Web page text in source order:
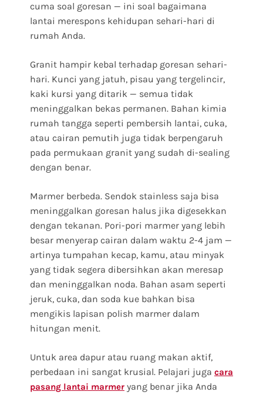
cuma soal goresan — ini soal bagaimana
lantai merespons kehidupan sehari-hari di
rumah Anda.
Granit hampir kebal terhadap goresan sehari-
hari. Kunci yang jatuh, pisau yang tergelincir,
kaki kursi yang ditarik — semua tidak
meninggalkan bekas permanen. Bahan kimia
rumah tangga seperti pembersih lantai, cuka,
atau cairan pemutih juga tidak berpengaruh
pada permukaan granit yang sudah di-sealing
dengan benar.
Marmer berbeda. Sendok stainless saja bisa
meninggalkan goresan halus jika digesekkan
dengan tekanan. Pori-pori marmer yang lebih
besar menyerap cairan dalam waktu 2-4 jam —
artinya tumpahan kecap, kamu, atau minyak
yang tidak segera dibersihkan akan meresap
dan meninggalkan noda. Bahan asam seperti
jeruk, cuka, dan soda kue bahkan bisa
mengikis lapisan polish marmer dalam
hitungan menit.
Untuk area dapur atau ruang makan aktif,
perbedaan ini sangat krusial. Pelajari juga cara
pasang lantai marmer yang benar jika Anda